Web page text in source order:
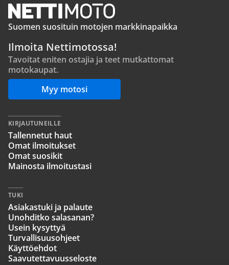
Suomen suosituin motojen markkinapaikka
Ilmoita Nettimotossa!
Tavoitat eniten ostajia ja teet mutkattomat
motokaupat.
Myy motosi
KIRJAUTUNEILLE
Tallennetut haut
Omat ilmoitukset
Omat suosikit
Mainosta ilmoitustasi
TUKI
Asiakastuki ja palaute
Unohditko salasanan?
Usein kysyttyä
Turvallisuusohjeet
Käyttöehdot
Saavutettavuusseloste